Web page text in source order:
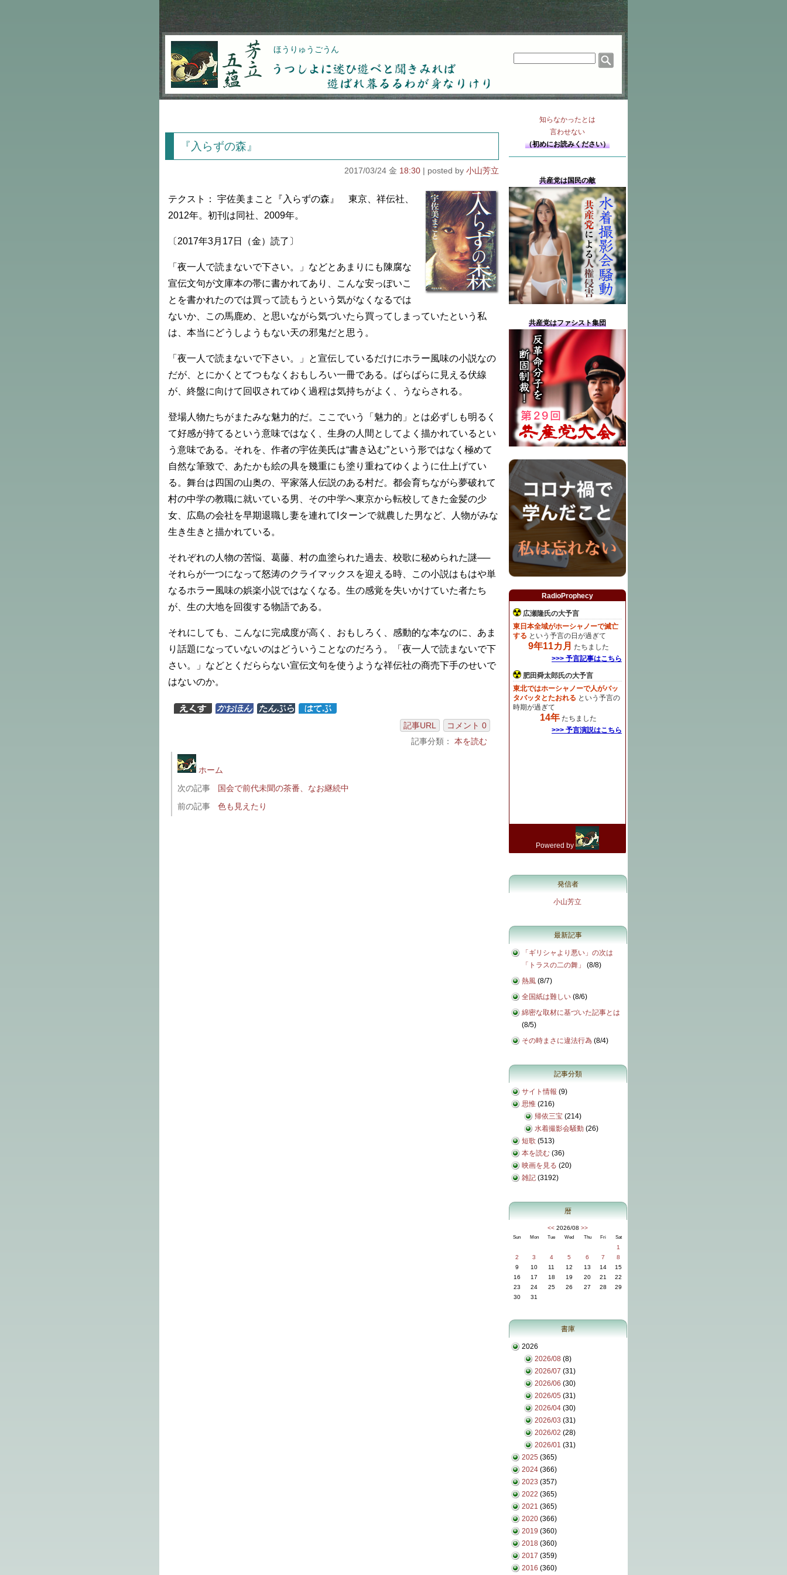
芳立五蘊 ほうりゅうごうん
うつしよに迷ひ遊べと聞きみれば遊ばれ暮るるわが
『入らずの森』
2017/03/24 金 18:30 小山芳立
テクスト： 宇佐美まこと『入らずの森』 東京、祥伝社、
2012年。初刊は同社、2009年。
〔2017年3月17日（金）読了〕
「夜一人で読まないで下さい。」などとあまりにも陳腐な
宣伝文句が文庫本の帯に書かれてあり、こんな安っぽいこ
とを書かれたのでは買って読もうという気がなくなるでは
ないか、この馬鹿め、と思いながら気づいたら買ってしまっていたという私
は、本当にどうしようもない天の邪鬼だと思う。
「夜一人で読まないで下さい。」と宣伝しているだけにホラー風味の小説なの
だが、とにかくとてつもなくおもしろい一冊である。ばらばらに見える伏線
が、終盤に向けて回収されてゆく過程は気持ちがよく、うならされる。
登場人物たちがまたみな魅力的だ。ここでいう「魅力的」とは必ずしも明るく
て好感が持てるという意味ではなく、生身の人間としてよく描かれているとい
う意味である。それを、作者の宇佐美氏は“書き込む”という形ではなく極めて
自然な筆致で、あたかも絵の具を幾重にも塗り重ねてゆくように仕上げてい
る。舞台は四国の山奥の、平家落人伝説のある村だ。都会育ちながら夢破れて
村の中学の教職に就いている男、その中学へ東京から転校してきた金髪の少
女、広島の会社を早期退職し妻を連れてIターンで就農した男など、人物がみな
生き生きと描かれている。
それぞれの人物の苦悩、葛藤、村の血塗られた過去、校歌に秘められた謎──
それらが一つになって怒涛のクライマックスを迎える時、この小説はもはや単
なるホラー風味の娯楽小説ではなくなる。生の感覚を失いかけていた者たち
が、生の大地を回復する物語である。
それにしても、こんなに完成度が高く、おもしろく、感動的な本なのに、あま
り話題になっていないのはどういうことなのだろう。「夜一人で読まないで下
さい。」などとくだららない宣伝文句を使うような祥伝社の商売下手のせいで
はないのか。
記事URL
コメント 0
記事分類： 本を読む
ホーム
次の記事
国会で前代未聞の茶番、なお継続中
前の記事
色も見えたり
知らなかったとは
言わせない
（初めにお読みください）
共産党は国民の敵
共産党はファシスト集団
発信者
小山芳立
最新記事
「ギリシャより悪い」の次は
「トラスの二の舞」
(8/8)
熱風 (8/7)
全国紙は難しい (8/6)
綿密な取材に基づいた記事とは
(8/5)
その時まさに違法行為 (8/4)
記事分類
サイト情報 (9)
思惟 (216)
帰依三宝 (214)
水着撮影会騒動 (26)
短歌 (513)
本を読む (36)
映画を見る (20)
雑記 (3192)
暦
<< 2026/08 >>
Sun Mon Tue Wed Thu Fri Sat
1
2
3 4 5 6 7
8
9
10 11 12 13 14
15
16
17 18 19 20 21
22
23
24 25 26 27 28
29
30
31
書庫
2026
2026/08 (8)
2026/07 (31)
2026/06 (30)
2026/05 (31)
2026/04 (30)
2026/03 (31)
2026/02 (28)
2026/01 (31)
2025 (365)
2024 (366)
2023 (357)
2022 (365)
2021 (365)
2020 (366)
2019 (360)
2018 (360)
2017 (359)
2016 (360)